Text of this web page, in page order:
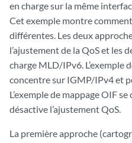
en charge sur la même
Cet exemple montre
différentes. Les deux
l’ajustement de la QoS et les
charge MLD/IPv6. L’exemple
concentre sur IGMP/IPv4 et
L’exemple de mappage OIF
désactive l’ajustement QoS.
La première approche